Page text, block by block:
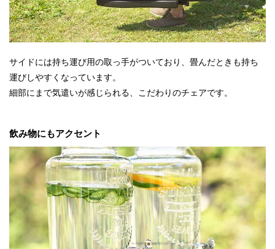
サイドには持ち運び用の取っ手がついており、畳んだときも持ち
運びしやすくなっています。
細部にまで気遣いが感じられる、こだわりのチェアです。
飲み物にもアクセント